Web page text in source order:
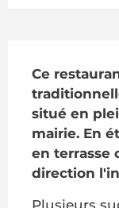
Ce
situé en
mairie. En
en terrasse
direction
Plusieurs